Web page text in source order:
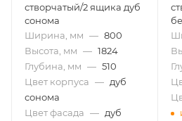
створчатый/2 ящика дуб
сонома
Ширина, мм — 800
Высота, мм — 1824
Глубина, мм — 510
Цвет корпуса — дуб
сонома
Цвет фасада — дуб